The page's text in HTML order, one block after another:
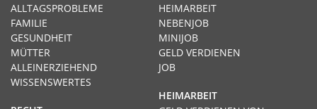
HEIMARBEIT
NEBENJOB
MINIJOB
GELD VERDIENEN
JOB
HEIMARBEIT
ALLTAGSPROBLEME
FAMILIE
GESUNDHEIT
MÜTTER
ALLEINERZIEHEND
WISSENSWERTES